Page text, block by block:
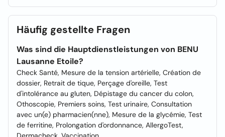
Häufig gestellte Fragen
Was sind die Hauptdienstleistungen von BENU
Lausanne Etoile?
Check Santé, Mesure de la tension artérielle, Création de
dossier, Retrait de tique, Perçage d'oreille, Test
d'intolérance au gluten, Dépistage du cancer du colon,
Othoscopie, Premiers soins, Test urinaire, Consultation
avec un(e) pharmacien(nne), Mesure de la glycémie, Test
de ferritine, Prolongation d'ordonnance, AllergoTest,